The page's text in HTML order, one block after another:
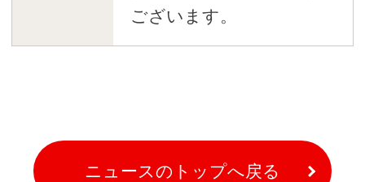
ございます。
ニュースのトップへ戻る